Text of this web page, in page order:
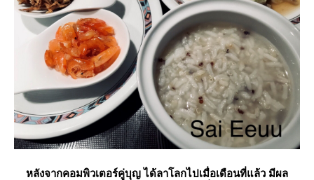
หลังจากคอมพิวเตอร์คู่บุญ ได้ลาโลกไปเมื่อเดือนที่แล้ว มีผล